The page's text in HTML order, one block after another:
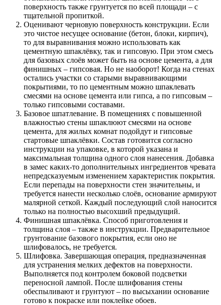
поверхность также грунтуется по всей площади – с
тщательной пропиткой.
Оценивают черновую поверхность конструкции. Если
это чистое несущее основание (бетон, блоки, кирпич),
то для выравнивания можно использовать как
цементную шпаклёвку, так и гипсовую. При этом смесь
для базовых слоёв может быть на основе цемента, а для
финишных – гипсовая. Но не наоборот! Когда на стенах
остались участки со старыми выравнивающими
покрытиями, то по цементным можно шпаклевать
смесями на основе цемента или гипса, а по гипсовым –
только гипсовыми составами.
Базовое шпатлевание. В помещениях с повышенной
влажностью стены шпаклюют смесями на основе
цемента, для жилых комнат подойдут и гипсовые
стартовые шпаклёвки. Состав готовится согласно
инструкции на упаковке, в которой указана и
максимальная толщина одного слоя нанесения. Добавка
в замес каких-то дополнительных ингредиентов чревата
непредсказуемым изменением характеристик покрытия.
Если перепады на поверхности стен значительны, и
требуется нанести несколько слоёв, основание армируют
малярной сеткой. Каждый последующий слой наносится
только на полностью высохший предыдущий.
Финишная шпаклёвка. Способ приготовления и
толщина слоя – также в инструкции. Предварительное
грунтование базового покрытия, если оно не
шлифовалось, не требуется.
Шлифовка. Завершающая операция, предназначенная
для устранения мелких дефектов на поверхности.
Выполняется под контролем боковой подсветки
переносной лампой. После шлифования стены
обеспыливают и грунтуют – по высыхании основание
готово к покраске или поклейке обоев.